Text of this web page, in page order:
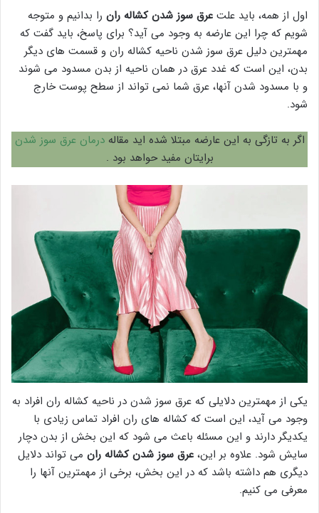
اول از همه، باید علت عرق سوز شدن کشاله ران را بدانیم و متوجه
شویم که چرا این عارضه به وجود می آید؟ برای پاسخ، باید گفت که
مهمترین دلیل عرق سوز شدن ناحیه کشاله ران و قسمت های دیگر
بدن، این است که غدد عرق در همان ناحیه از بدن مسدود می شوند
و با مسدود شدن آنها، عرق شما نمی تواند از سطح پوست خارج
شود.
اگر به تازگی به این عارضه مبتلا شده اید مقالهدرمان عرق سوز شدن
برایتان مفید حواهد بود .
یکی از مهمترین دلایلی که عرق سوز شدن در ناحیه کشاله ران افراد به
وجود می آید، این است که کشاله های ران افراد تماس زیادی با
یکدیگر دارند و این مسئله باعث می شود که این بخش از بدن دچار
سایش شود. علاوه بر این، عرق سوز شدن کشاله ران می تواند دلایل
دیگری هم داشته باشد که در این بخش، برخی از مهمترین آنها را
معرفی می کنیم.